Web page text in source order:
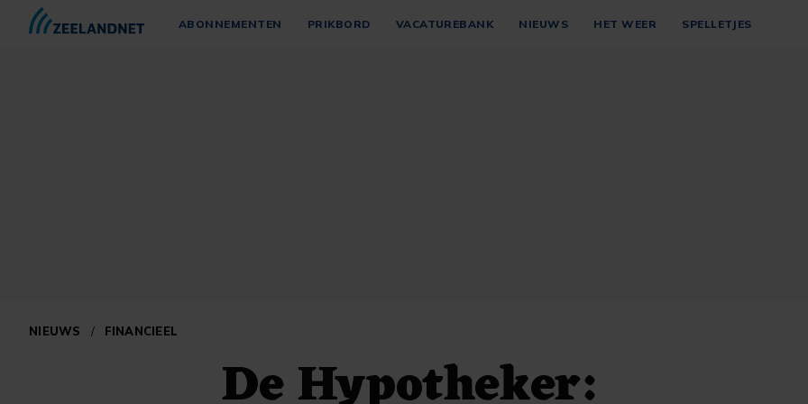
ABONNEMENTEN PRIKBORD VACATUREBANK NIEUWS HET WEER SPELLETJES
NIEUWS / FINANCIEEL